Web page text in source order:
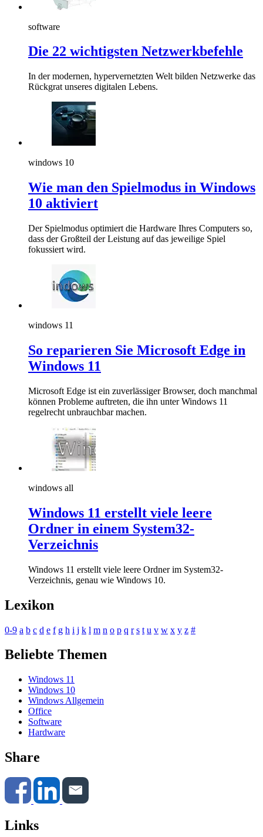
software
Die 22 wichtigsten Netzwerkbefehle
In der modernen, hypervernetzten Welt bilden Netzwerke das
Rückgrat unseres digitalen Lebens.
windows 10
Wie man den Spielmodus in Windows
10 aktiviert
Der Spielmodus optimiert die Hardware Ihres Computers so,
dass der Großteil der Leistung auf das jeweilige Spiel
fokussiert wird.
windows 11
So reparieren Sie Microsoft Edge in
Windows 11
Microsoft Edge ist ein zuverlässiger Browser, doch manchmal
können Probleme auftreten, die ihn unter Windows 11
regelrecht unbrauchbar machen.
windows all
Windows 11 erstellt viele leere
Ordner in einem System32-
Verzeichnis
Windows 11 erstellt viele leere Ordner im System32-
Verzeichnis, genau wie Windows 10.
Lexikon
0-9 a b c d e f g h i j k l m n o p q r s t u v w x y z #
Beliebte Themen
Windows 11
Windows 10
Windows Allgemein
Office
Software
Hardware
Share
Links